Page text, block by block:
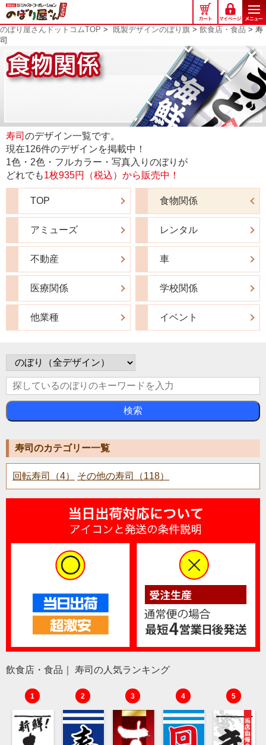
の
ぼ
り
屋
さ
ん
コ
ム
のぼり屋さんドットコムTOP > 既製デザインのぼり旗 > 飲食店・食品 > 寿
司
寿司 のデザイン一覧です。
現在126件のデザインを掲載中！
1色・2色・フルカラー・写真入りのぼりが
どれでも1枚935円（税込）から販売中！
TOP
アミューズ
不動産
医療関係
他業種
食物関係
レンタル
車
学校関係
イベント
検索
寿司のカテゴリー一覧
回転寿司（4） その他の寿司（118）
飲食店・食品｜ 寿司の人気ランキング
1 2 3 4 5